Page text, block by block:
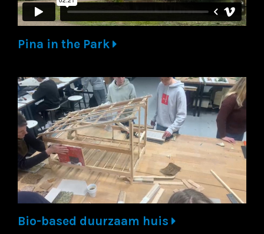
Pina in the Park
Bio-based duurzaam huis